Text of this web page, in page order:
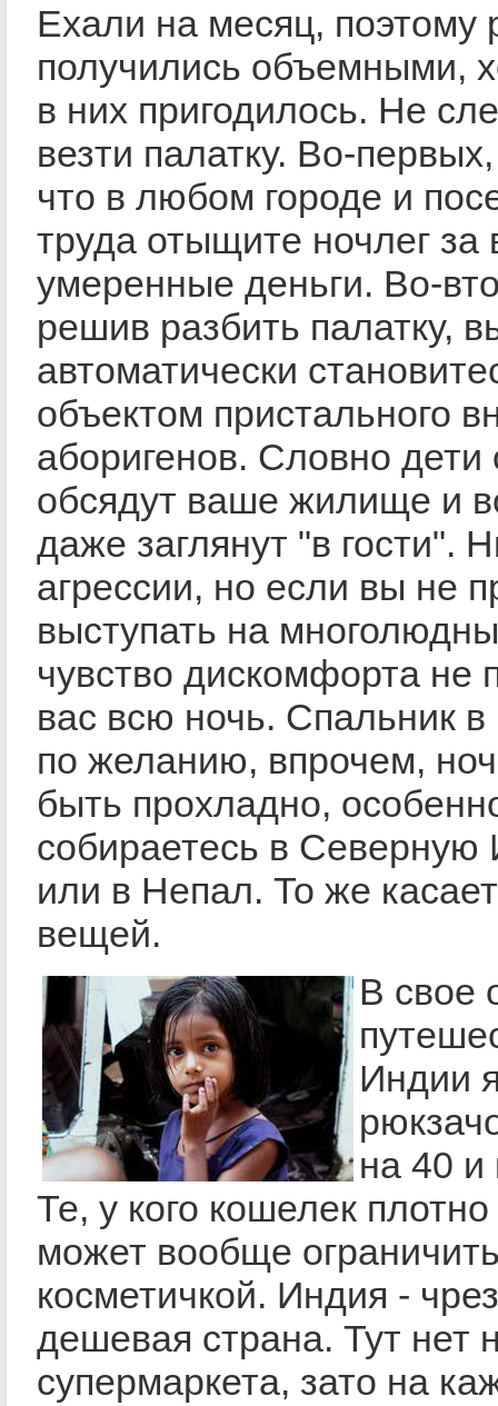
Ехали на месяц, поэтому
получились объемными,
в них пригодилось. Не
везти палатку. Во-
что в любом городе и
труда отыщите ночлег за
умеренные деньги. Во-
решив разбить палатку,
автоматически
объектом пристального
аборигенов. Словно дети
обсядут ваше жилище и
даже заглянут "в гости".
агрессии, но если вы не
выступать на
чувство дискомфорта не
вас всю ночь. Спальник в
по желанию, впрочем,
быть прохладно,
собираетесь в
или в Непал. То же
вещей.
В свое
Индии
на 40 и
Те, у кого кошелек плотно
может вообще
косметичкой. Индия -
дешевая страна. Тут нет
супермаркета, зато на